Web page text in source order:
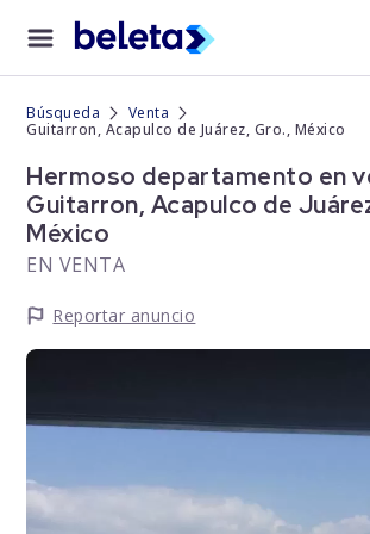
Búsqueda
Venta
Guitarron, Acapulco de Juárez, Gro., México
Hermoso departamento en
Guitarron, Acapulco de
México
EN VENTA
Reportar anuncio